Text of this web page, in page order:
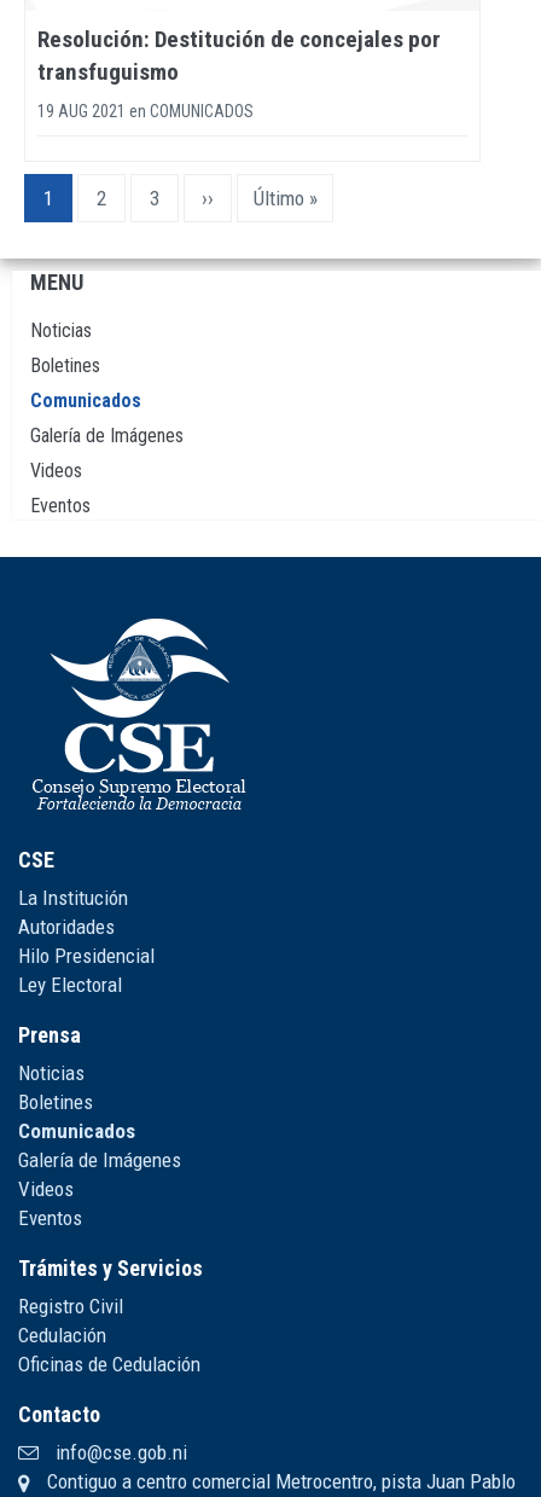
Resolución: Destitución de concejales por
transfuguismo
19 AUG 2021 en COMUNICADOS
Paginación
Página
actual
1 Page
2 Page
3
Siguiente
››
Última
Último »
Navegación
principal
MENU
Noticias
Boletines
Comunicados
Galería de Imágenes
Videos
Eventos
CSE
La Institución
Autoridades
Hilo Presidencial
Ley Electoral
Prensa
Noticias
Boletines
Comunicados
Galería de Imágenes
Videos
Eventos
Trámites y Servicios
Registro Civil
Cedulación
Oficinas de Cedulación
Contacto
info@cse.gob.ni
Contiguo a centro comercial Metrocentro, pista Juan Pablo